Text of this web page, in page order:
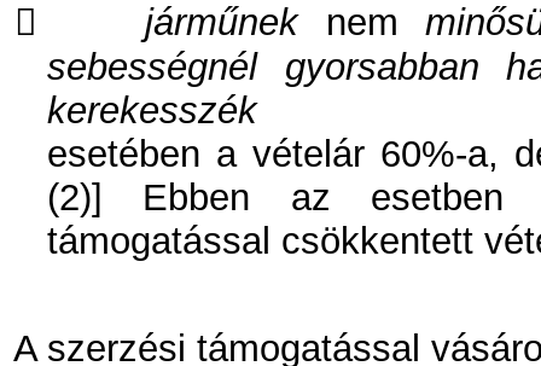

járműnek nem
sebességnél gyorsabban
kerekesszék
esetében a vételár 60%-a,
(2)] Ebben az esetben
támogatással csökkentett
A szerzési támogatással